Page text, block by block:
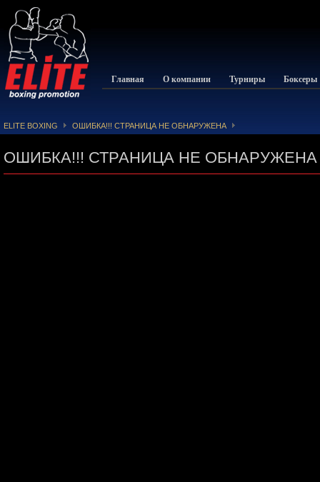
Главная О компании Турниры Боксеры
ELITE BOXING ОШИБКА!!! СТРАНИЦА НЕ ОБНАРУЖЕНА
ОШИБКА!!! СТРАНИЦА НЕ ОБНАРУЖЕНА